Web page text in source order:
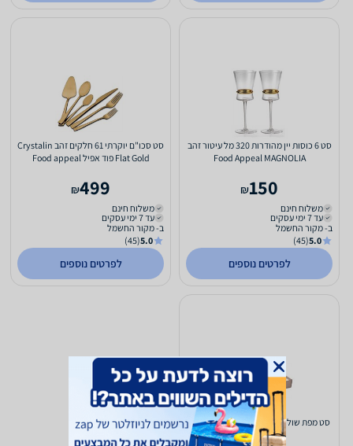
סט 6 כוסות יין מהודרות 320 מל עיטור זהב
Food Appeal MAGNOLIA
150
₪
משלוח חינם
עד 7 ימי עסקים
ב- מקור החשמל
5.0
(45)
לפרטים נוספים
סט סכו"ם יוקרתי 61 חלקים זהב Crystalin
Flat Gold פוד אפיל Food appeal
499
₪
משלוח חינם
עד 7 ימי עסקים
ב- מקור החשמל
5.0
(45)
לפרטים נוספים
סט מפת שולחן יוקרתית + 6 מפיות + ראנר
פוד אפיל